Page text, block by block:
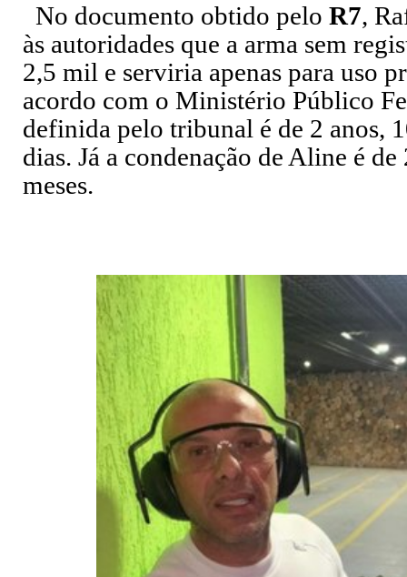
No documento obtido pelo R7,
às autoridades que a arma sem
2,5 mil e serviria apenas para uso
acordo com o Ministério Público
definida pelo tribunal é de 2 anos,
dias. Já a condenação de Aline é de
meses.